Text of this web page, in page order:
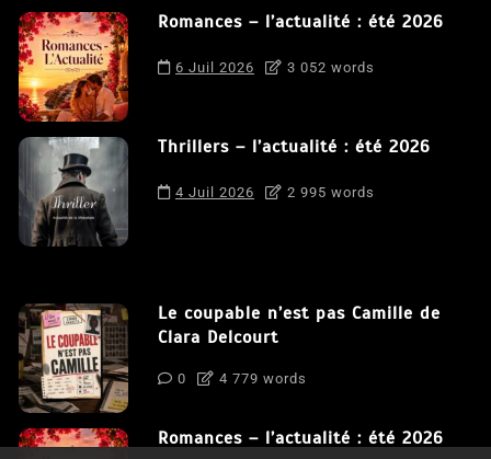
Romances – l’actualité : été 2026
6 Juil 2026 3 052 words
Thrillers – l’actualité : été 2026
4 Juil 2026 2 995 words
Le coupable n’est pas Camille de
Clara Delcourt
0 4 779 words
Romances – l’actualité : été 2026